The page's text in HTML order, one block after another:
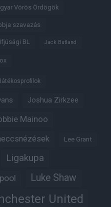
Vörös Ördögök
szavazás
Ifjúsági BL Jack Butland
Joshua Zirkzee
Mainoo
Lee Grant
Ligakupa
Luke Shaw
United